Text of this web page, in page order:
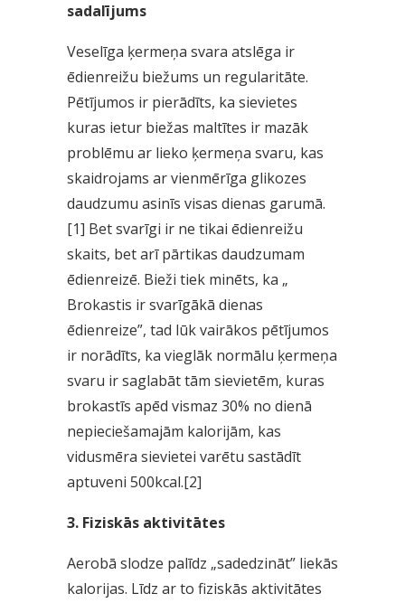
sadalījums
Veselīga ķermeņa svara atslēga ir
ēdienreižu biežums un regularitāte.
Pētījumos ir pierādīts, ka sievietes
kuras ietur biežas maltītes ir mazāk
problēmu ar lieko ķermeņa svaru, kas
skaidrojams ar vienmērīga glikozes
daudzumu asinīs visas dienas garumā.
[1] Bet svarīgi ir ne tikai ēdienreižu
skaits, bet arī pārtikas daudzumam
ēdienreizē. Bieži tiek minēts, ka „
Brokastis ir svarīgākā dienas
ēdienreize”, tad lūk vairākos pētījumos
ir norādīts, ka vieglāk normālu ķermeņa
svaru ir saglabāt tām sievietēm, kuras
brokastīs apēd vismaz 30% no dienā
nepieciešamajām kalorijām, kas
vidusmēra sievietei varētu sastādīt
aptuveni 500kcal.[2]
3. Fiziskās aktivitātes
Aerobā slodze palīdz „sadedzināt” liekās
kalorijas. Līdz ar to fiziskās aktivitātes